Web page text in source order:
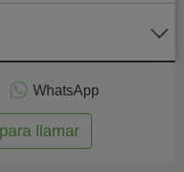
WhatsApp
llamar